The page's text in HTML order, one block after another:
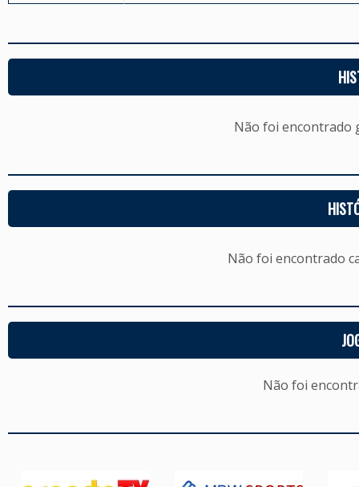
Não foi encontrado
Não foi encontrado
Não foi